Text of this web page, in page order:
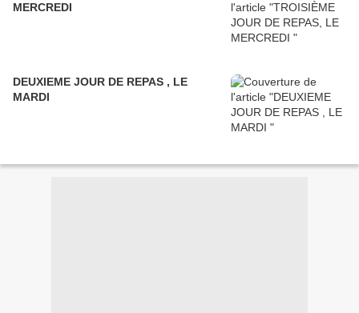
MERCREDI
DEUXIEME JOUR DE REPAS , LE
MARDI